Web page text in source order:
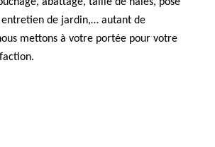
de jardin,… autant de
mettons à votre portée pour votre